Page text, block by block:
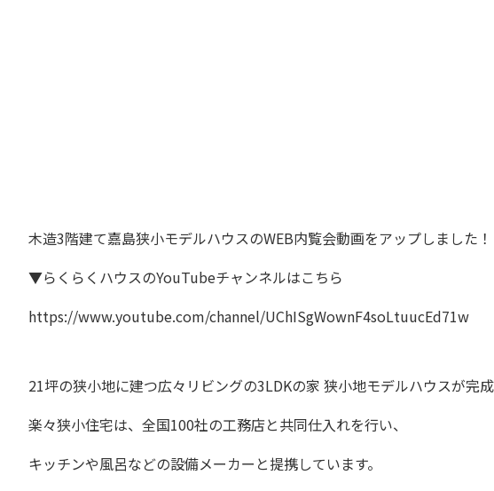
木造3階建て嘉島狭小モデルハウスのWEB内覧会動画をアップしました！
▼らくらくハウスのYouTubeチャンネルはこちら
https://www.youtube.com/channel/UChISgWownF4soLtuucEd71w
21坪の狭小地に建つ広々リビングの3LDKの家 狭小地モデルハウスが完
楽々狭小住宅は、全国100社の工務店と共同仕入れを行い、
キッチンや風呂などの設備メーカーと提携しています。